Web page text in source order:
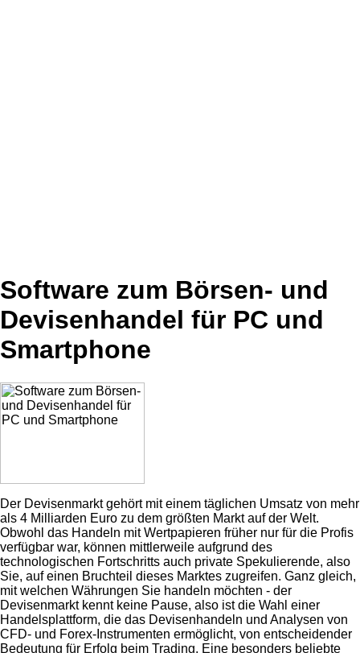
Software zum Börsen- und
Devisenhandel für PC und
Smartphone
Der Devisenmarkt gehört mit einem täglichen Umsatz von mehr
als 4 Milliarden Euro zu dem größten Markt auf der Welt.
Obwohl das Handeln mit Wertpapieren früher nur für die Profis
verfügbar war, können mittlerweile aufgrund des
technologischen Fortschritts auch private Spekulierende, also
Sie, auf einen Bruchteil dieses Marktes zugreifen. Ganz gleich,
mit welchen Währungen Sie handeln möchten - der
Devisenmarkt kennt keine Pause, also ist die Wahl einer
Handelsplattform, die das Devisenhandeln und Analysen von
CFD- und Forex-Instrumenten ermöglicht, von entscheidender
Bedeutung für Erfolg beim Trading. Eine besonders beliebte